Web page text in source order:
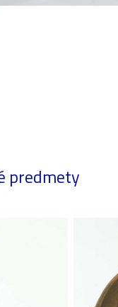
predmety